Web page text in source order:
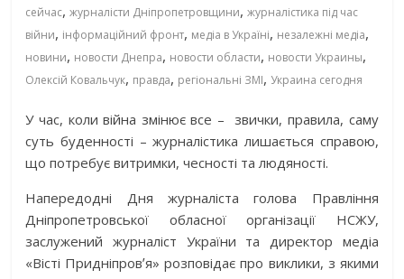
сейчас,журналісти Дніпропетровщини,журналістика під час
війни, інформаційний фронт, медіа в Україні, незалежні медіа,
новини, новости Днепра, новости области, новости Украины,
Олексій Ковальчук, правда, регіональні ЗМІ, Украина сегодня
У час, коли війна змінює все –
звички, правила, саму
суть буденності – журналістика лишається справою,
що потребує витримки, чесності та людяності.
Напередодні Дня журналіста голова Правління
Дніпропетровської обласної організації НСЖУ,
заслужений журналіст України та директор медіа
«Вісті Придніпровʼя» розповідає про виклики, з якими